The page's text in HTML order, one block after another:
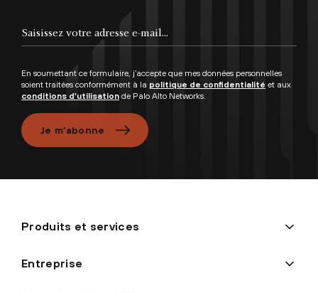
En soumettant ce formulaire, j’accepte que mes données personnelles
soient traitées conformément à la politique de confidentialité et aux
conditions d’utilisation de Palo Alto Networks.
Je m’abonne
Produits et services
Entreprise